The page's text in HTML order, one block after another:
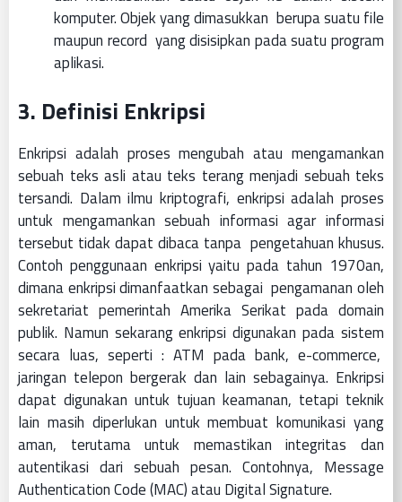
komputer. Objek yang dimasukkan berupa suatu file
maupun record yang disisipkan pada suatu program
aplikasi.
3. Definisi Enkripsi
Enkripsi adalah proses mengubah atau mengamankan
sebuah teks asli atau teks terang menjadi sebuah teks
tersandi. Dalam ilmu kriptografi, enkripsi adalah proses
untuk mengamankan sebuah informasi agar informasi
tersebut tidak dapat dibaca tanpa pengetahuan khusus.
Contoh penggunaan enkripsi yaitu pada tahun 1970an,
dimana enkripsi dimanfaatkan sebagai pengamanan oleh
sekretariat pemerintah Amerika Serikat pada domain
publik. Namun sekarang enkripsi digunakan pada sistem
secara luas, seperti : ATM pada bank, e-commerce,
jaringan telepon bergerak dan lain sebagainya. Enkripsi
dapat digunakan untuk tujuan keamanan, tetapi teknik
lain masih diperlukan untuk membuat komunikasi yang
aman, terutama untuk memastikan integritas dan
autentikasi dari sebuah pesan. Contohnya, Message
Authentication Code (MAC) atau Digital Signature.